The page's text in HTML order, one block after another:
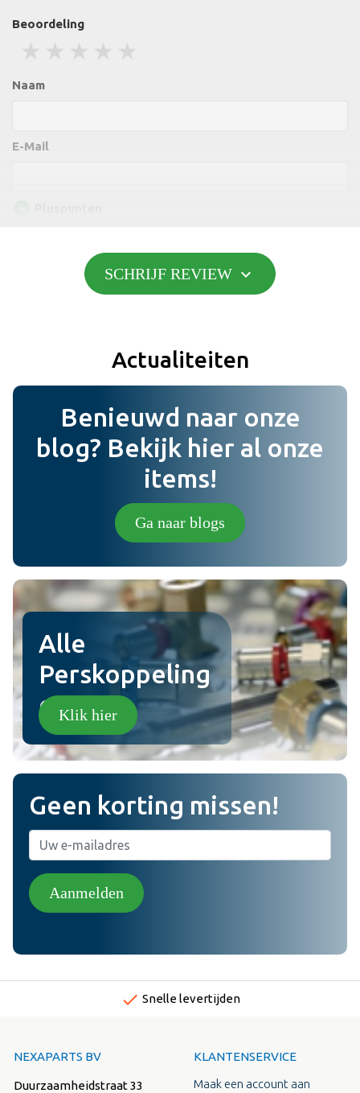
Beoordeling
4 stars
3 stars
2 stars
1 stars
Naam
E-Mail
Foto (niet verplicht) (jpg,png).
Plaats review
SCHRIJF REVIEW expand_more
Actualiteiten
Benieuwd naar onze
blog? Bekijk hier al onze
items!
Ga naar blogs
Alle
Perskoppeling
en!Klik hier
Geen korting missen!
Aanmelden
done Snelle levertijden
NEXAPARTS BV
Duurzaamheidstraat 33
KLANTENSERVICE
Maak een account aan